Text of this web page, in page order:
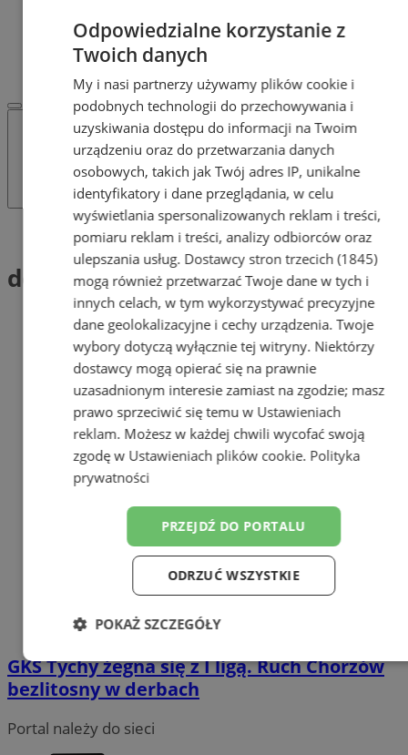
Pracuj.pl - praca w Tychach
REKLAMA
WSPÓŁPRACA
Tag: derby śląskie
derby śląskie (1)
GKS Tychy żegna się z I ligą. Ruch Chorzów
bezlitosny w derbach
Portal należy do sieci
Odpowiedzialne korzystanie z
Twoich danych
My i nasi partnerzy używamy plików cookie i
podobnych technologii do przechowywania i
uzyskiwania dostępu do informacji na Twoim
urządzeniu oraz do przetwarzania danych
osobowych, takich jak Twój adres IP, unikalne
identyfikatory i dane przeglądania, w celu
wyświetlania spersonalizowanych reklam i treści,
pomiaru reklam i treści, analizy odbiorców oraz
ulepszania usług. Dostawcy stron trzecich (1845)
mogą również przetwarzać Twoje dane w tych i
innych celach, w tym wykorzystywać precyzyjne
dane geolokalizacyjne i cechy urządzenia. Twoje
wybory dotyczą wyłącznie tej witryny. Niektórzy
dostawcy mogą opierać się na prawnie
uzasadnionym interesie zamiast na zgodzie; masz
prawo sprzeciwić się temu w Ustawieniach
reklam. Możesz w każdej chwili wycofać swoją
zgodę w Ustawieniach plików cookie. Polityka
prywatności
PRZEJDŹ DO PORTALU
ODRZUĆ WSZYSTKIE
POKAŻ SZCZEGÓŁY
Niezbędne Wydajność Targetowanie
Funkcjonalność